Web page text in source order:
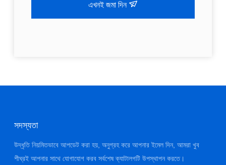
এখনই জমা দিন
সদস্যতা
উদ্ধৃতি নিয়মিতভাবে আপডেট করা হয়, অনুগ্রহ করে আপনার ইমেল দিন, আমরা খুব
শীঘ্রই আপনার সাথে যোগাযোগ করব সর্বশেষ ক্যাটালগটি উপস্থাপন করতে।